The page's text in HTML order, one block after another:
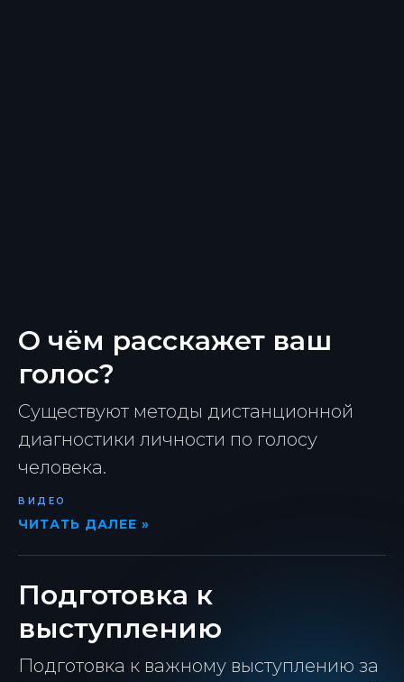
О чём расскажет ваш
голос?
Существуют методы дистанционной
диагностики личности по голосу
человека.
ВИДЕО
ЧИТАТЬ ДАЛЕЕ »
Подготовка к
выступлению
Подготовка к важному выступлению за